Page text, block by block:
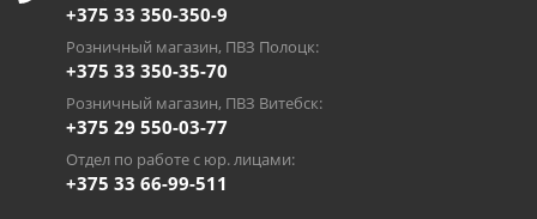
+375 33 350-350-9
Розничный магазин, ПВЗ Полоцк:
+375 33 350-35-70
Розничный магазин, ПВЗ Витебск:
+375 29 550-03-77
Отдел по работе с юр. лицами:
+375 33 66-99-511